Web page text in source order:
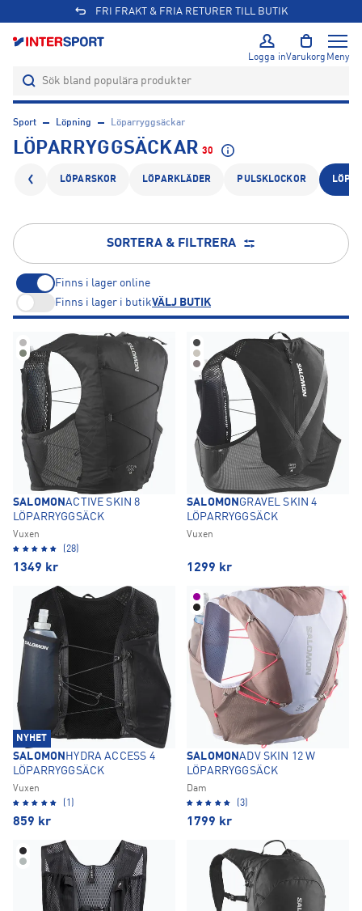
ÖPPET KÖP I 365 DAGAR
Logga inVarukorg Meny
Sport Löpning Löparryggsäckar
LÖPARRYGGSÄCKAR 30
LÖPARSKOR LÖPARKLÄDER PULSKLOCKOR
SORTERA & FILTRERA
Finns i lager online
Finns i lager i butikVÄLJ BUTIK
SALOMONACTIVE SKIN 8
LÖPARRYGGSÄCK
Vuxen
(28)
1349 kr
SALOMON GRAVEL SKIN 4
LÖPARRYGGSÄCK
Vuxen
1299 kr
NYHET
SALOMON HYDRA ACCESS 4
LÖPARRYGGSÄCK
Vuxen
(1)
859 kr
SALOMONADV SKIN 12 W
LÖPARRYGGSÄCK
Dam
(3)
1799 kr